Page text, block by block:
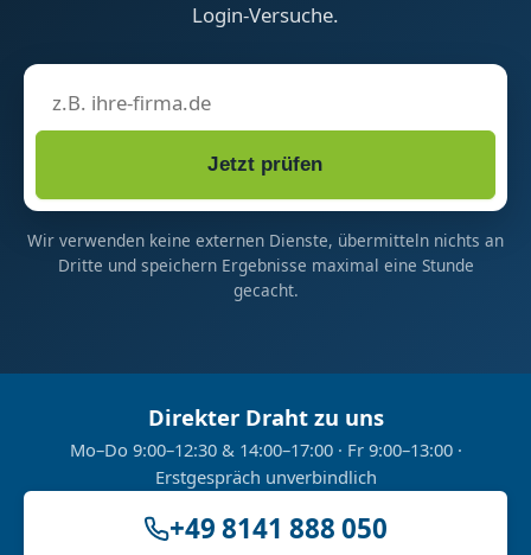
Login-Versuche.
Jetzt prüfen
Wir verwenden keine externen Dienste, übermitteln nichts an
Dritte und speichern Ergebnisse maximal eine Stunde
gecacht.
Direkter Draht zu uns
Mo–Do 9:00–12:30 & 14:00–17:00 · Fr 9:00–13:00 ·
Erstgespräch unverbindlich
+49 8141 888 050